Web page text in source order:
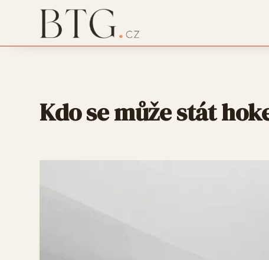
Kdo se může stát